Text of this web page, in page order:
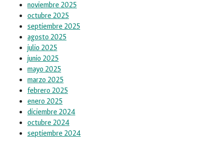
noviembre 2025
octubre 2025
septiembre 2025
agosto 2025
julio 2025
junio 2025
mayo 2025
marzo 2025
febrero 2025
enero 2025
diciembre 2024
octubre 2024
septiembre 2024